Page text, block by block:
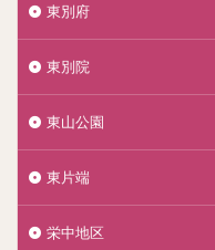
東別府
東別院
東山公園
東片端
栄中地区